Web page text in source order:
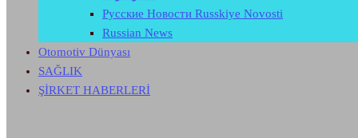
Русские Новости Russkiye Novosti
Russian News
Otomotiv Dünyası
SAĞLIK
ŞİRKET HABERLERİ